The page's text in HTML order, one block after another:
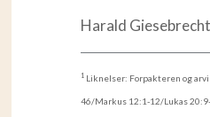
Harald Giesebrecht
1 Liknelser: Forpakteren og
46/Markus 12:1-12/Lukas